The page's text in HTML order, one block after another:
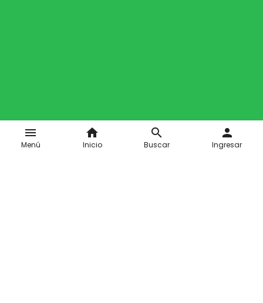
menu
Menú
home
Inicio
search
Buscar
person
Ingresar